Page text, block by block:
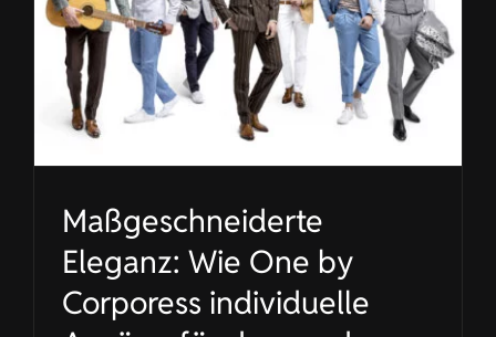
Maßgeschneiderte
Eleganz: Wie One by
Corporess individuelle